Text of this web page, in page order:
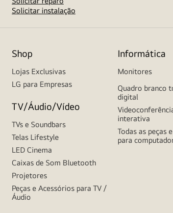
Solicitar instalação
Shop
Lojas Exclusivas
LG para Empresas
TV/Áudio/Vídeo
TVs e Soundbars
Telas Lifestyle
LED Cinema
Caixas de Som Bluetooth
Projetores
Peças e Acessórios para TV /
Áudio
Informática
Monitores
Quadro branco
digital
interativa
Todas as peças
para